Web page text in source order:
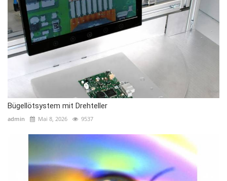
Bügellötsystem mit Drehteller
admin Mai 8, 2026 9537